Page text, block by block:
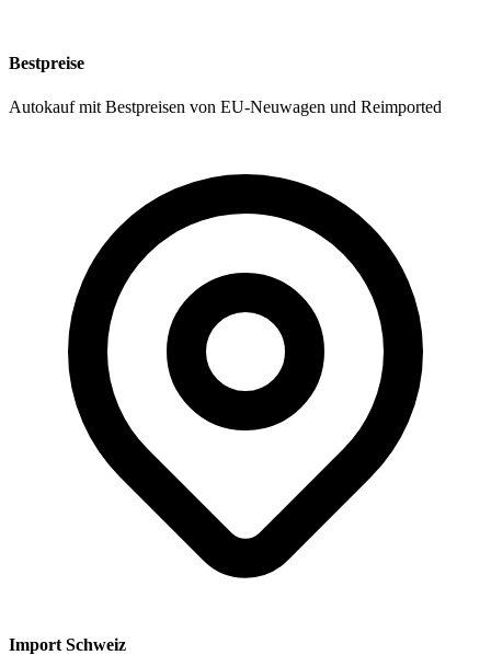
Bestpreise
Autokauf mit Bestpreisen von EU-Neuwagen und Reimported
Import Schweiz